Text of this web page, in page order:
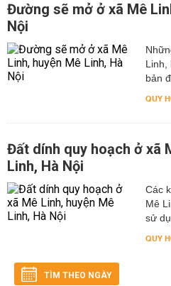
Đường sẽ mở ở xã Mê
Nội
Linh,
bản
QUY
Đất dính quy hoạch ở xã
Linh, Hà Nội
Các
Mê
sử
QUY
TÌM THEO NGÀY